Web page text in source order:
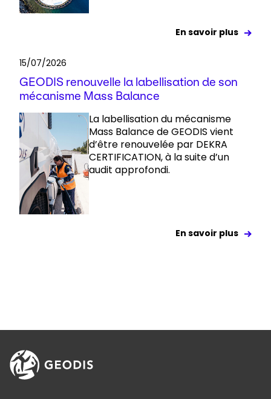
En savoir plus
15/07/2026
GEODIS renouvelle la labellisation de son
mécanisme Mass Balance
La labellisation du mécanisme
Mass Balance de GEODIS vient
d’être renouvelée par DEKRA
CERTIFICATION, à la suite d’un
audit approfondi.
En savoir plus